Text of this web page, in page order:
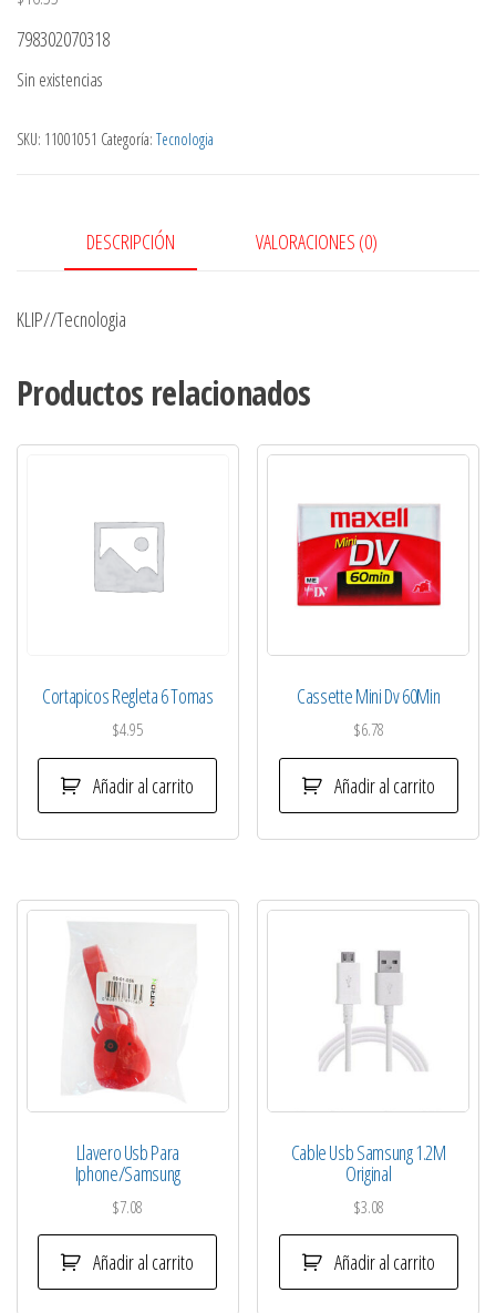
798302070318
Sin existencias
SKU: 11001051 Categoría: Tecnologia
DESCRIPCIÓN VALORACIONES (0)
KLIP//Tecnologia
Productos relacionados
Cortapicos Regleta 6 Tomas
$4.95
Añadir al carrito
Cassette Mini Dv 60Min
$6.78
Añadir al carrito
Llavero Usb Para
Iphone/Samsung
$7.08
Añadir al carrito
Cable Usb Samsung 1.2M
Original
$3.08
Añadir al carrito